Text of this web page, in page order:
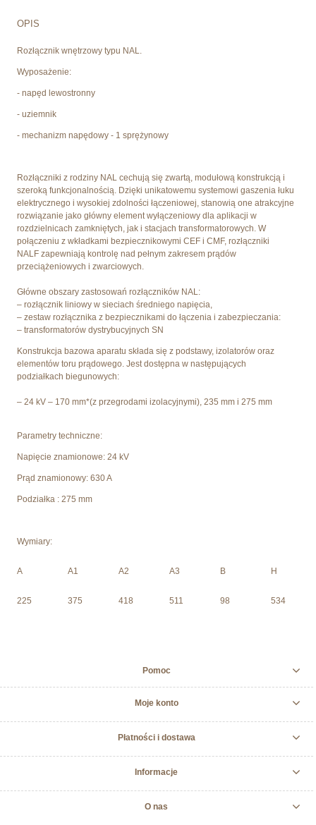
OPIS
Rozłącznik wnętrzowy typu NAL.
Wyposażenie:
- napęd lewostronny
- uziemnik
- mechanizm napędowy - 1 sprężynowy
Rozłączniki z rodziny NAL cechują się zwartą, modułową konstrukcją i
szeroką funkcjonalnością. Dzięki unikatowemu systemowi gaszenia łuku
elektrycznego i wysokiej zdolności łączeniowej, stanowią one atrakcyjne
rozwiązanie jako główny element wyłączeniowy dla aplikacji w
rozdzielnicach zamkniętych, jak i stacjach transformatorowych. W
połączeniu z wkładkami bezpiecznikowymi CEF i CMF, rozłączniki
NALF zapewniają kontrolę nad pełnym zakresem prądów
przeciążeniowych i zwarciowych.
Główne obszary zastosowań rozłączników NAL:
– rozłącznik liniowy w sieciach średniego napięcia,
– zestaw rozłącznika z bezpiecznikami do łączenia i zabezpieczania:
– transformatorów dystrybucyjnych SN
Konstrukcja bazowa aparatu składa się z podstawy, izolatorów oraz
elementów toru prądowego. Jest dostępna w następujących
podziałkach biegunowych:
– 24 kV – 170 mm*(z przegrodami izolacyjnymi), 235 mm i 275 mm
Parametry techniczne:
Napięcie znamionowe: 24 kV
Prąd znamionowy: 630 A
Podziałka : 275 mm
Wymiary:
A A1 A2 A3 B H
225 375 418 511 98 534
Pomoc
Moje konto
Płatności i dostawa
Informacje
O nas